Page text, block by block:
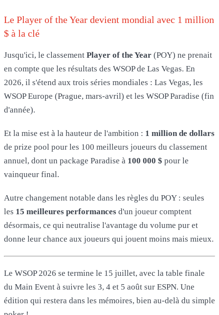
Le Player of the Year devient mondial avec 1 million
$ à la clé
Jusqu'ici, le classement Player of the Year (POY) ne prenait
en compte que les résultats des WSOP de Las Vegas. En
2026, il s'étend aux trois séries mondiales : Las Vegas, les
WSOP Europe (Prague, mars-avril) et les WSOP Paradise (fin
d'année).
Et la mise est à la hauteur de l'ambition : 1 million de dollars
de prize pool pour les 100 meilleurs joueurs du classement
annuel, dont un package Paradise à 100 000 $ pour le
vainqueur final.
Autre changement notable dans les règles du POY : seules
les 15 meilleures performances d'un joueur comptent
désormais, ce qui neutralise l'avantage du volume pur et
donne leur chance aux joueurs qui jouent moins mais mieux.
Le WSOP 2026 se termine le 15 juillet, avec la table finale
du Main Event à suivre les 3, 4 et 5 août sur ESPN. Une
édition qui restera dans les mémoires, bien au-delà du simple